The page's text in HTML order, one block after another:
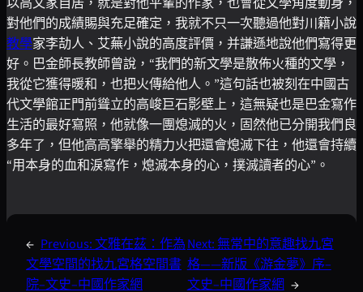
對他們的成績賜與充足確定，我就不只一次聽過他對川籍小說
教學家李劼人、艾蕪小說的高度評價，并謙遜地說他們寫得更
好。巴金師長教師曾說，“我們的新文學是散佈火種的文學，
我從它獲得暖和，也把火傳給他人。”這句話也被刻在中國古
代文學館正門前聳立的高峻巨石影壁上，這無疑也是巴金寫作
生活的最好寫照，他就像一團熄滅的火，固然他已分開我們良
多年了，但他高高擎舉的精力火把還會熄滅下往，他還會持續
“用本身的血和淚寫作，熄滅本身的心，撲滅讀者的心”。
← Previous:文雅在茲：作為
文學空間的找九宮格空間書
院–文史–中國作家網
Next:無常中的意趣找九宮
格——新版《游金夢》序–
文史–中國作家網 →